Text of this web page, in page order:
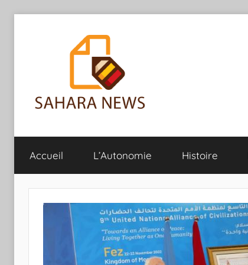
Sahara
News
l'info
sur
révélée
Accueil L’Autonomie Histoire